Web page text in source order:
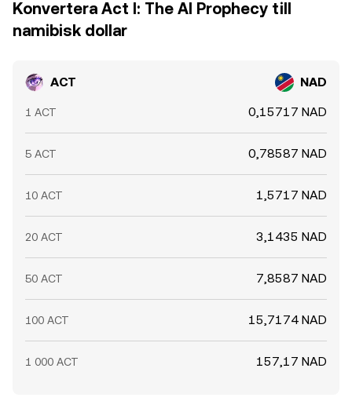
Konvertera Act I: The AI Prophecy till
namibisk dollar
ACT NAD
1 ACT 0,15717 NAD
5 ACT 0,78587 NAD
10 ACT 1,5717 NAD
20 ACT 3,1435 NAD
50 ACT 7,8587 NAD
100 ACT 15,7174 NAD
1 000 ACT 157,17 NAD